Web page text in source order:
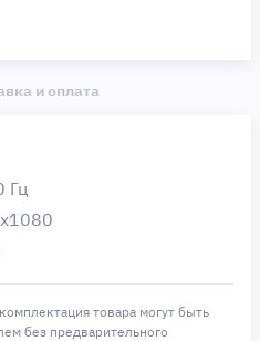
и оплата
Гц
товара могут быть
без предварительного